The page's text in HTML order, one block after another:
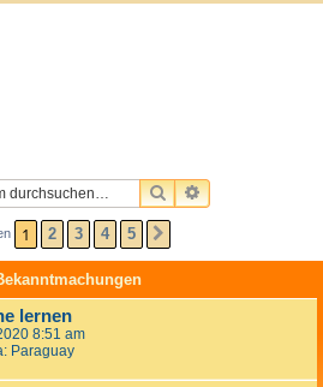
SUCHEERWEITERTE
1 2 3 4 5
lernen
8:51 am
Paraguay